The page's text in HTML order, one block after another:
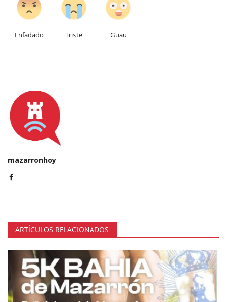
Enfadado Triste Guau
mazarronhoy
ARTÍCULOS RELACIONADOS